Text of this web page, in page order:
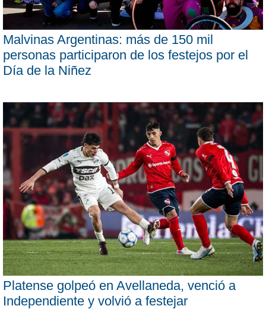
Malvinas Argentinas: más de 150 mil
personas participaron de los festejos por el
Día de la Niñez
Platense golpeó en Avellaneda, venció a
Independiente y volvió a festejar